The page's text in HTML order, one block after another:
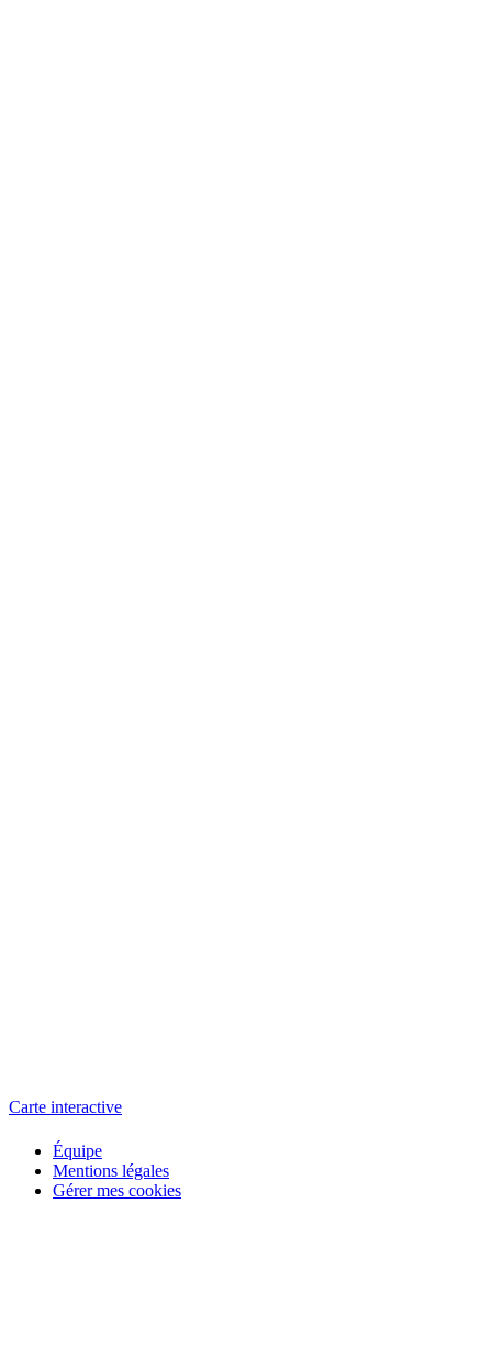
Carte interactive
Équipe
Mentions légales
Gérer mes cookies